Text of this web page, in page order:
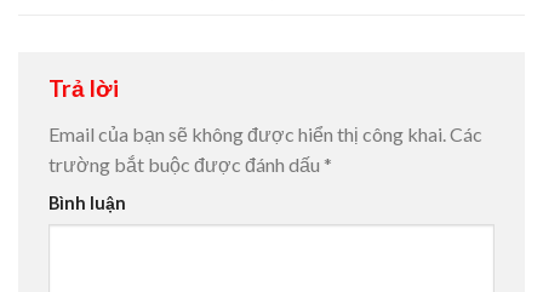
Trả lời
Email của bạn sẽ không được hiển thị công khai.Các
trường bắt buộc được đánh dấu *
Bình luận